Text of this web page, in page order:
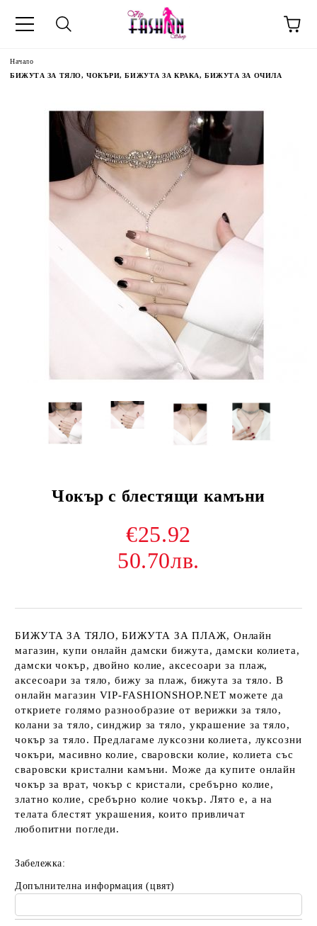
Начало
БИЖУТА ЗА ТЯЛО, ЧОКЪРИ, БИЖУТА ЗА КРАКА, БИЖУТА ЗА ОЧИЛА
Чокър с блестящи камъни
€25.92
50.70лв.
БИЖУТА ЗА ТЯЛО, БИЖУТА ЗА ПЛАЖ, Онлайн
магазин, купи онлайн дамски бижута, дамски колиета,
дамски чокър, двойно колие, аксесоари за плаж,
аксесоари за тяло, бижу за плаж, бижута за тяло. В
онлайн магазин VIP-FASHIONSHOP.NET можете да
откриете голямо разнообразие от верижки за тяло,
колани за тяло, синджир за тяло, украшение за тяло,
чокър за тяло. Предлагаме луксозни колиета, луксозни
чокъри, масивно колие, сваровски колие, колиета със
сваровски кристални камъни. Може да купите онлайн
чокър за врат, чокър с кристали, сребърно колие,
златно колие, сребърно колие чокър. Лято е, а на
телата блестят украшения, които привличат
любопитни погледи.
Забележка:
Допълнителна информация (цвят)